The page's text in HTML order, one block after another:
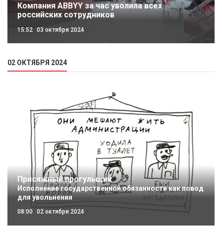
Компания ABBYY за час уволила всех
российских сотрудников
15:52 03 октября 2024
02 ОКТЯБРЯ 2024
Присяжный прогульщик
Исполнение государственной обязанности как повод
для увольнения
08:00 02 октября 2024